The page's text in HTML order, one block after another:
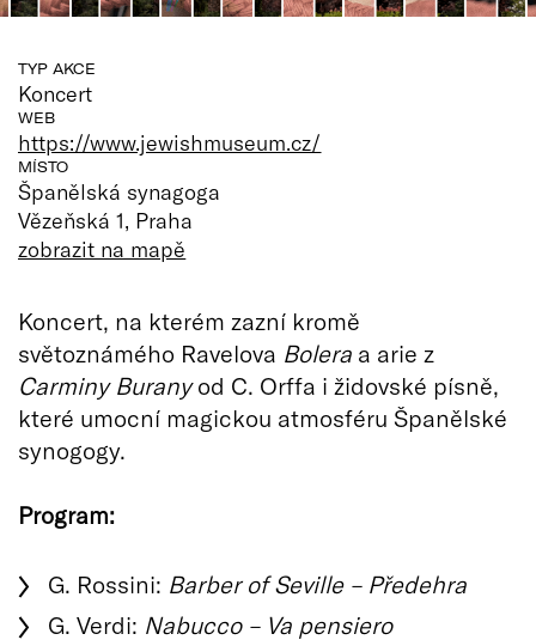
TYP AKCE
Koncert
WEB
https://www.jewishmuseum.cz/
MÍSTO
Španělská synagoga
Vězeňská 1, Praha
zobrazit na mapě
Koncert, na kterém zazní kromě
světoznámého Ravelova Bolera a arie z
Carminy Buranyod C. Orffa i židovské písně,
které umocní magickou atmosféru Španělské
synogogy.
Program:
G. Rossini: Barber of Seville – Předehra
G. Verdi: Nabucco – Va pensiero